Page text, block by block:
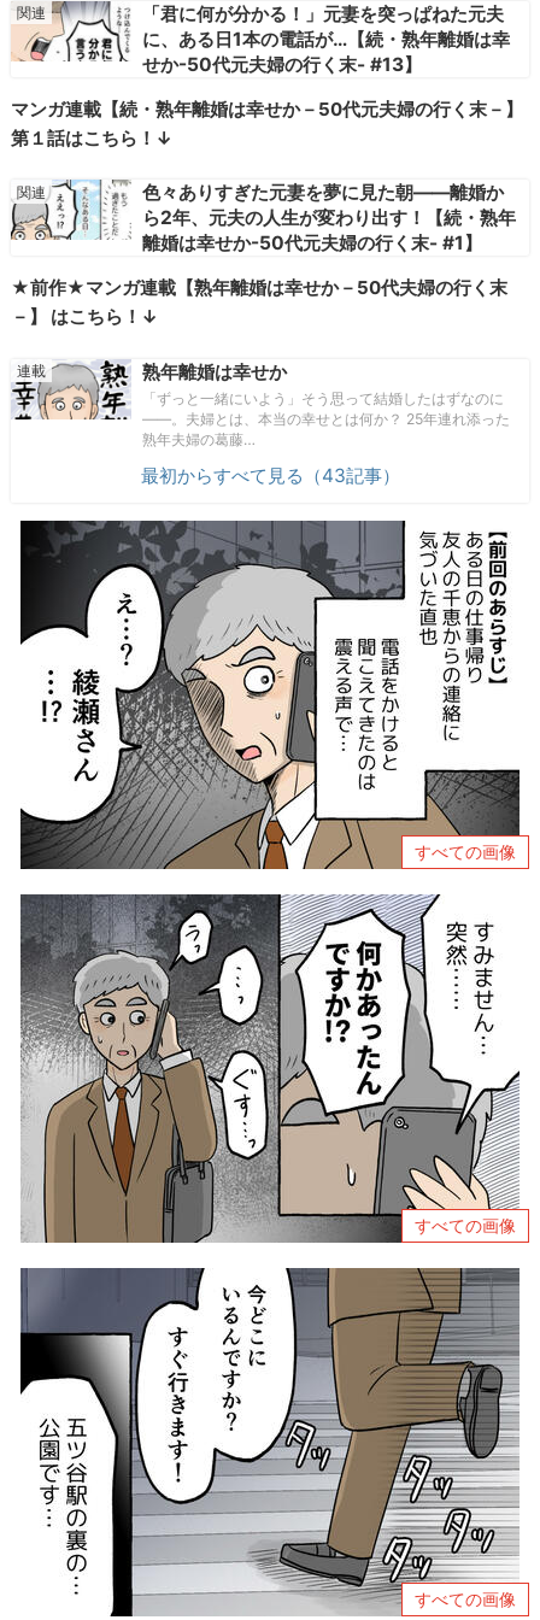
「君に何が分かる！」元妻を突っぱねた元夫
に、ある日1本の電話が…【続・熟年離婚は幸
せか-50代元夫婦の行く末- #13】
マンガ連載【続・熟年離婚は幸せか－50代元夫婦の行く末－】
第１話はこちら！↓
色々ありすぎた元妻を夢に見た朝――離婚か
ら2年、元夫の人生が変わり出す！【続・熟年
離婚は幸せか-50代元夫婦の行く末- #1】
★前作★マンガ連載【熟年離婚は幸せか－50代夫婦の行く末
－】 はこちら！↓
熟年離婚は幸せか
「ずっと一緒にいよう」そう思って結婚したはずなのに
――。夫婦とは、本当の幸せとは何か？ 25年連れ添った
熟年夫婦の葛藤…
最初からすべて見る（43記事）
すべての画像
すべての画像
すべての画像